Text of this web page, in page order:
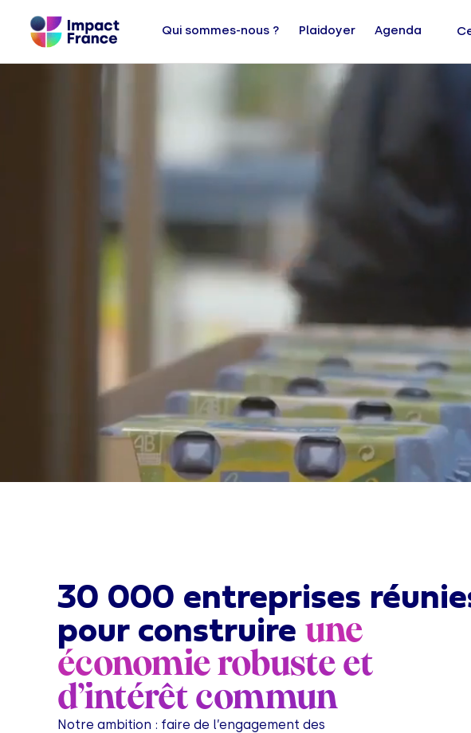
Qui sommes-nous ? Plaidoyer Agenda
30 000 entreprises
pour construire une
économie robuste et
d’intérêt commun
Notre ambition : faire de l’engagement des